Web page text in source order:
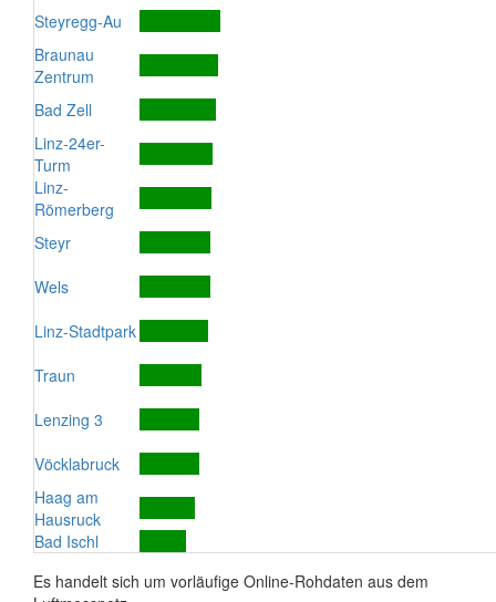
Steyregg-Au
Braunau
Zentrum
Bad Zell
Linz-24er-
Turm
Linz-
Römerberg
Steyr
Wels
Linz-Stadtpark
Traun
Lenzing 3
Vöcklabruck
Haag am
Hausruck
Bad Ischl
Es handelt sich um vorläufige Online-Rohdaten aus dem